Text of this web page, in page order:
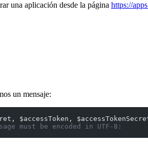
una aplicación desde la página https://
un mensaje:
$accessToken,
must be encoded in UTF-8: